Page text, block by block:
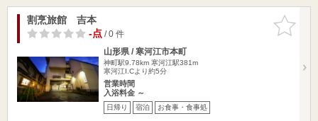
お気に入
りに追加
割烹旅館 吉本
-点/ 0 件
山形県 / 寒河江市本町
神町駅9.78km 寒河江駅381m
寒河江I.Cより約5分
営業時間
入浴料金 ～
日帰り 宿泊 お食事・食事処